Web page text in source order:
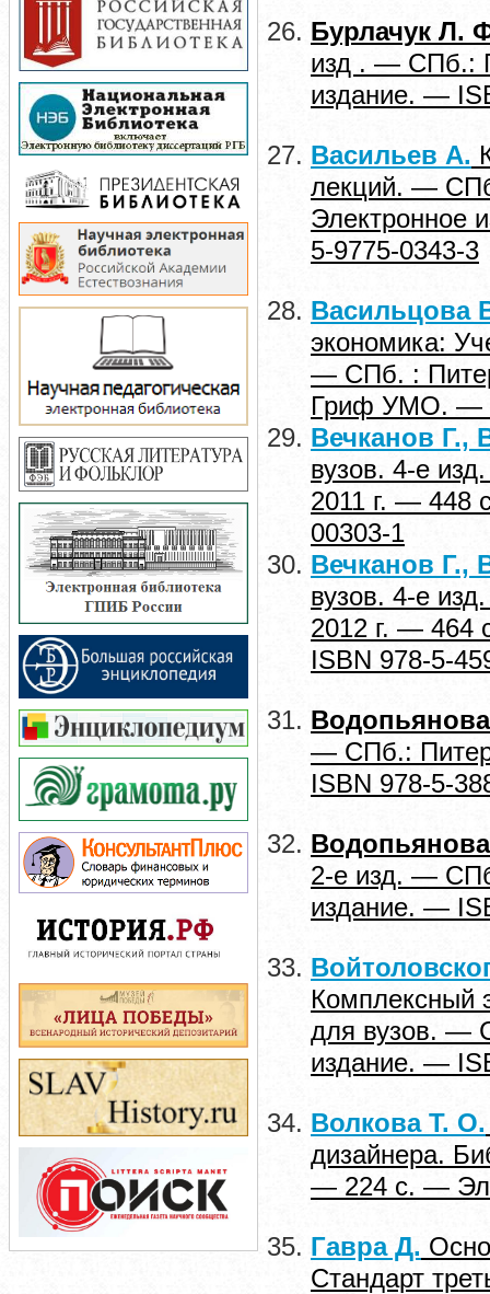
Бурлачук Л.
изд . — СПб.:
издание. —
Васильев А.
лекций. —
Электронное
5-9775-0343-3
Васильцова
экономика:
— СПб. :
Гриф УМО. —
Вечканов Г.,
вузов. 4-е
2011 г. — 448
00303-1
Вечканов Г.,
вузов. 4-е
2012 г. —
ISBN 978-5-
— СПб.:
ISBN 978-5-
2-е изд. —
издание. —
Комплексный
для вузов. —
издание. —
Волкова Т. О.
дизайнера.
— 224 с. —
Гавра Д.
Стандарт